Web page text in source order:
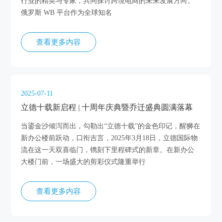
俄罗斯 WB 平台作为全球知名
查看更多内容
2025-07-11
立德十载新启程 | 十周年庆典暨乔迁盛典圆满落幕
当鎏金沙倾泻而出，勾勒出“立德十载”的金色印记，醒狮在
新办公楼前跃动，口衔吉言，2025年3月18日，立德国际物
流在这一天双喜临门，镌刻下里程碑式的新章。在新办公
大楼门前，一场盛大的剪彩仪式隆重举行
查看更多内容